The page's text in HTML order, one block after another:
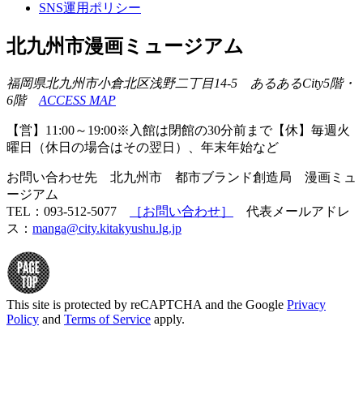
SNS運用ポリシー
北九州市漫画ミュージアム
福岡県北九州市小倉北区浅野二丁目14-5 あるあるCity5階・
6階 ACCESS MAP
【営】11:00～19:00※入館は閉館の30分前まで【休】毎週火
曜日（休日の場合はその翌日）、年末年始など
お問い合わせ先 北九州市 都市ブランド創造局 漫画ミュ
ージアム
TEL：093-512-5077
［お問い合わせ］
代表メールアドレ
ス： manga@city.kitakyushu.lg.jp
This site is protected by reCAPTCHA and the Google Privacy
Policy and Terms of Service apply.